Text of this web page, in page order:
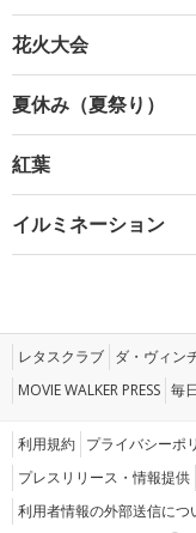
花火大会
夏休み（夏祭り）
紅葉
イルミネーション
レタスクラブ ダ・ヴィン
MOVIE WALKER PRESS 毎
利用規約 プライバシーポ
プレスリリース・情報提供
利用者情報の外部送信につ